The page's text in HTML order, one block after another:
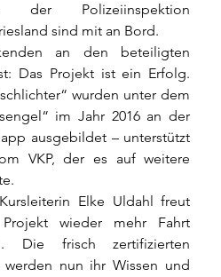
der Polizeiinspektion
sind mit an Bord.
an den beteiligten
Das Projekt ist ein Erfolg.
wurden unter dem
im Jahr 2016 an der
ausgebildet – unterstützt
VKP, der es auf weitere
Elke Uldahl freut
wieder mehr Fahrt
Die frisch zertifizierten
werden nun ihr Wissen und